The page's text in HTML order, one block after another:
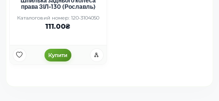
права ЗІЛ-130 (Рославль)
Каталоговий номер: 120-3104050
111.00
Купити